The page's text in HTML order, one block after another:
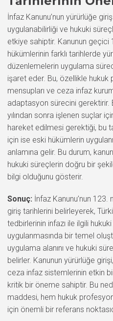
İnfaz Kanunu’nun yürürlüğe
uygulanabilirliği ve hukuki
etkiye sahiptir. Kanunun geçici
hükümlerinin farklı tarihlerde
düzenlemelerin uygulama
işaret eder. Bu, özellikle hukuk
mensupları ve ceza infaz
adaptasyon sürecini gerektirir.
yılından sonra işlenen suçlar
hareket edilmesi gerektiği, bu
için ise eski hükümlerin
anlamına gelir. Bu durum,
hukuki süreçlerin doğru bir
bilgi olduğunu gösterir.
Sonuç: İnfaz Kanunu’nun
giriş tarihlerini belirleyerek,
tedbirlerinin infazı ile ilgili
uygulanmasında bir temel
uygulama alanını ve hukuki
belirler. Kanunun yürürlüğe
ceza infaz sistemlerinin etkin
kritik bir öneme sahiptir. Bu
maddesi, hem hukuk
için önemli bir referans